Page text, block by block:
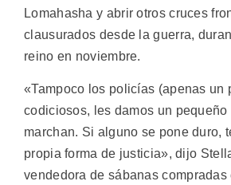
Lomahasha y abrir otros cruces
clausurados desde la guerra,
reino en noviembre.
«Tampoco los policías (apenas un
codiciosos, les damos un pequeño
marchan. Si alguno se pone duro,
propia forma de justicia», dijo
vendedora de sábanas compradas